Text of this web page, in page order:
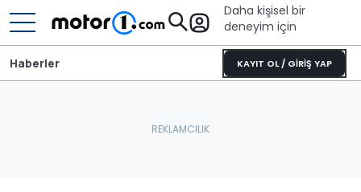
Daha kişisel bir
deneyim için
KAYIT OL / GİRİŞ YAP
Haberler